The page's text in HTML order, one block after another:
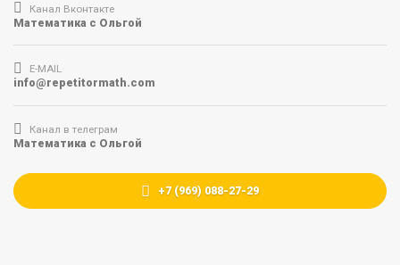
Канал Вконтакте
Математика с Ольгой
E-MAIL
info@repetitormath.com
Канал в телеграм
Математика с Ольгой
+7 (969) 088-27-29